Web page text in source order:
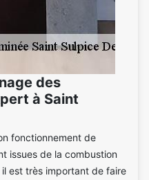
des
à Saint
fonctionnement de
issues de la combustion
est très important de faire